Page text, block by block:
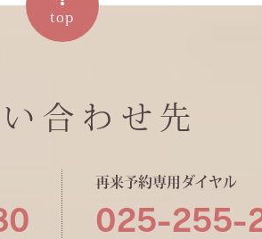
top
合わせ先
再来予約専用ダイヤル
025-255-